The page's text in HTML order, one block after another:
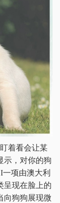
着看会让某
示，对你的狗
项由澳大利
呈现在脸上的
向狗狗展现微